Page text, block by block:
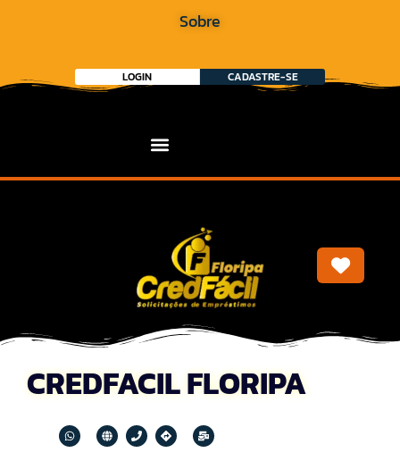
Sobre
LOGIN CADASTRE-SE
CREDFACIL FLORIPA